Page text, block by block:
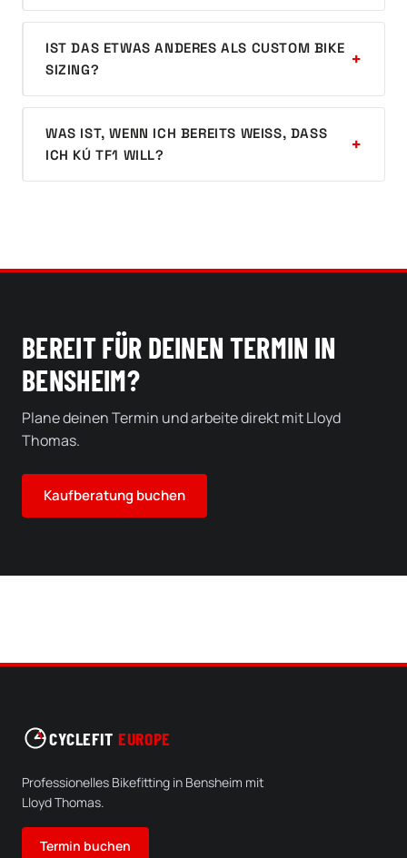
IST DAS ETWAS ANDERES ALS CUSTOM BIKE
SIZING?
WAS IST, WENN ICH BEREITS WEISS, DASS I
CH KÚ TF1 WILL?
BEREIT FÜR DEINEN TERMIN IN
BENSHEIM?
Plane deinen Termin und arbeite direkt mit Lloyd
Thomas.
Kaufberatung buchen
CYCLEFIT EUROPE
Professionelles Bikefitting in Bensheim mit
Lloyd Thomas.
Termin buchen